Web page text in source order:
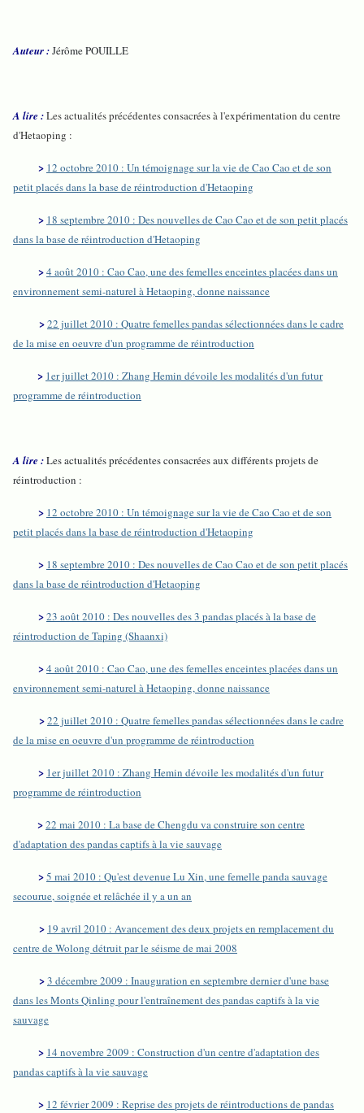
Auteur :Jérôme POUILLE
A lire :Les actualités précédentes consacrées à l'expérimentation du centre
d'Hetaoping :
> 12 octobre 2010 : Un témoignage sur la vie de Cao Cao et de son
petit placés dans la base de réintroduction d'Hetaoping
> 18 septembre 2010 : Des nouvelles de Cao Cao et de son petit placés
dans la base de réintroduction d'Hetaoping
>4 août 2010 : Cao Cao, une des femelles enceintes placées dans un
environnement semi-naturel à Hetaoping, donne naissance
>22 juillet 2010 : Quatre femelles pandas sélectionnées dans le cadre
de la mise en oeuvre d'un programme de réintroduction
> 1er juillet 2010 : Zhang Hemin dévoile les modalités d'un futur
programme de réintroduction
A lire :Les actualités précédentes consacrées aux différents projets de
réintroduction :
> 12 octobre 2010 : Un témoignage sur la vie de Cao Cao et de son
petit placés dans la base de réintroduction d'Hetaoping
> 18 septembre 2010 : Des nouvelles de Cao Cao et de son petit placés
dans la base de réintroduction d'Hetaoping
>23 août 2010 : Des nouvelles des 3 pandas placés à la base de
réintroduction de Taping (Shaanxi)
>4 août 2010 : Cao Cao, une des femelles enceintes placées dans un
environnement semi-naturel à Hetaoping, donne naissance
>22 juillet 2010 : Quatre femelles pandas sélectionnées dans le cadre
de la mise en oeuvre d'un programme de réintroduction
> 1er juillet 2010 : Zhang Hemin dévoile les modalités d'un futur
programme de réintroduction
>22 mai 2010 : La base de Chengdu va construire son centre
d'adaptation des pandas captifs à la vie sauvage
>5 mai 2010 : Qu'est devenue Lu Xin, une femelle panda sauvage
secourue, soignée et relâchée il y a un an
> 19 avril 2010 : Avancement des deux projets en remplacement du
centre de Wolong détruit par le séisme de mai 2008
>3 décembre 2009 : Inauguration en septembre dernier d'une base
dans les Monts Qinling pour l'entraînement des pandas captifs à la vie
sauvage
> 14 novembre 2009 : Construction d'un centre d'adaptation des
pandas captifs à la vie sauvage
> 12 février 2009 : Reprise des projets de réintroductions de pandas